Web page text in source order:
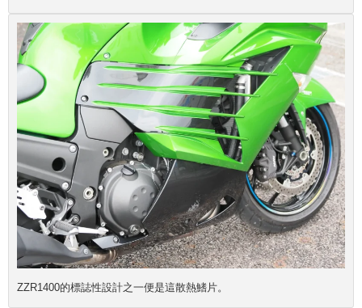
ZZR1400的標誌性設計之一便是這散熱鰭片。